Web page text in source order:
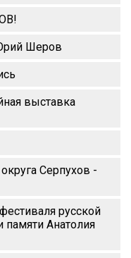
Шеров
выставка
Серпухов -
русской
Анатолия